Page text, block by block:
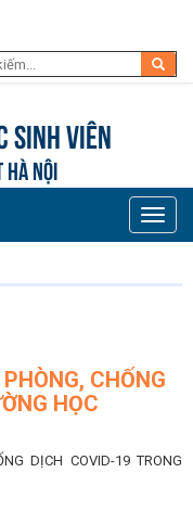
sinh viên
HÀ NỘI
Toggle
CHỐNG
HỌC
DỊCH COVID-19 TRONG